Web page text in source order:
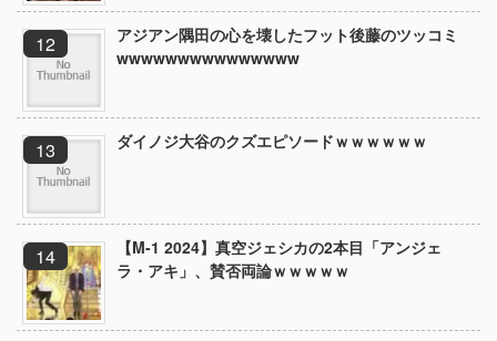
アジアン隅田の心を壊したフット後藤のツッコミ
wwwwwwwwwwwwwww
ダイノジ大谷のクズエピソードｗｗｗｗｗｗ
【M-1 2024】真空ジェシカの2本目「アンジェ
ラ・アキ」、賛否両論ｗｗｗｗｗ